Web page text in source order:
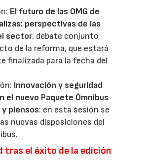
El futuro de las OMG de
perspectivas de las
sector: debate conjunto
de la reforma, que estará
finalizada para la fecha del
Innovación y seguridad
el nuevo Paquete Ómnibus
piensos: en esta sesión se
nuevas disposiciones del
tras el éxito de la edición